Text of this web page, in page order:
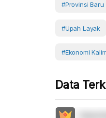
#provinsi Baru
#upah Layak
#ekonomi
Data